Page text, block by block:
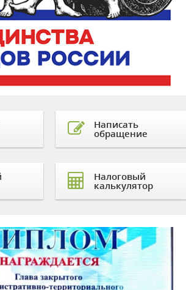
Написать
обращение
Налоговый
калькулятор